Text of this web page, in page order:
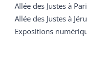
Allée des Justes à
Allée des Justes à
Expositions